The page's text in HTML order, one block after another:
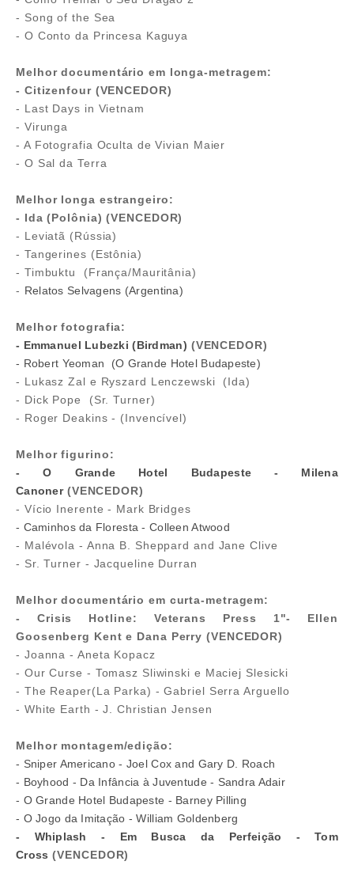
- Song of the Sea
- O Conto da Princesa Kaguya
Melhor documentário em longa-metragem:
- Citizenfour (VENCEDOR)
- Last Days in Vietnam
- Virunga
- A Fotografia Oculta de Vivian Maier
- O Sal da Terra
Melhor longa estrangeiro:
- Ida (Polônia) (VENCEDOR)
- Leviatã (Rússia)
- Tangerines (Estônia)
- Timbuktu (França/Mauritânia)
- Relatos Selvagens (Argentina)
Melhor fotografia:
- Emmanuel Lubezki (Birdman) (VENCEDOR)
- Robert Yeoman (O Grande Hotel Budapeste)
- Lukasz Zal e Ryszard Lenczewski (Ida)
- Dick Pope (Sr. Turner)
- Roger Deakins - (Invencível)
Melhor figurino:
- O Grande Hotel Budapeste - Milena
Canoner(VENCEDOR)
- Vício Inerente - Mark Bridges
- Caminhos da Floresta - Colleen Atwood
- Malévola - Anna B. Sheppard and Jane Clive
- Sr. Turner - Jacqueline Durran
Melhor documentário em curta-metragem:
- Crisis Hotline: Veterans Press 1"- Ellen
Goosenberg Kent e Dana Perry (VENCEDOR)
- Joanna - Aneta Kopacz
- Our Curse - Tomasz Sliwinski e Maciej Slesicki
- The Reaper(La Parka) - Gabriel Serra Arguello
- White Earth - J. Christian Jensen
Melhor montagem/edição:
- Sniper Americano - Joel Cox and Gary D. Roach
- Boyhood - Da Infância à Juventude - Sandra Adair
- O Grande Hotel Budapeste - Barney Pilling
- O Jogo da Imitação - William Goldenberg
- Whiplash - Em Busca da Perfeição - Tom
Cross (VENCEDOR)